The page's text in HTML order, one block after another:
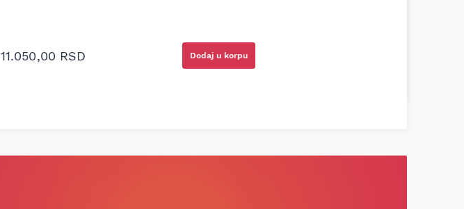
11.050,00 RSD Dodaj u korpu
Stefan Savić, Beograd (Toyota RAV4)